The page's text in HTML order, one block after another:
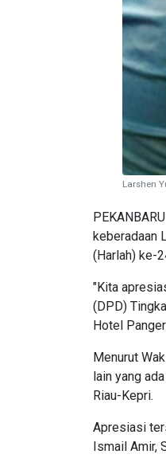
Larshen
keberadaan
(Harlah) ke-
"Kita
(DPD)
Hotel
Menurut
lain yang
Riau-Kepri.
Apresiasi
Ismail Amir,